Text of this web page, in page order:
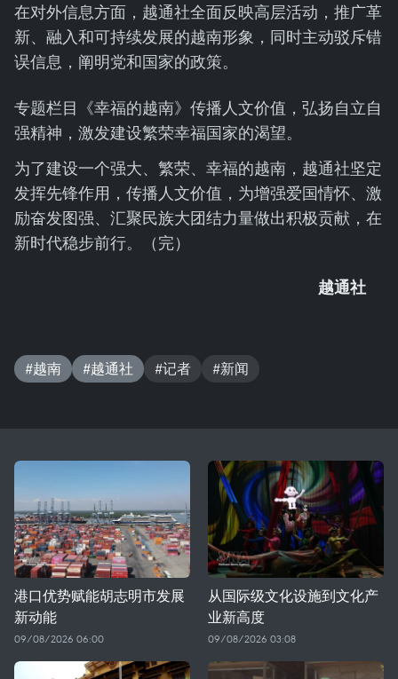
在对外信息方面，越通社全面反映高层活动，推广革
新、融入和可持续发展的越南形象，同时主动驳斥错
误信息，阐明党和国家的政策。
专题栏目《幸福的越南》传播人文价值，弘扬自立自
强精神，激发建设繁荣幸福国家的渴望。
为了建设一个强大、繁荣、幸福的越南，越通社坚定
发挥先锋作用，传播人文价值，为增强爱国情怀、激
励奋发图强、汇聚民族大团结力量做出积极贡献，在
新时代稳步前行。（完）
越通社
#越南 #越通社 #记者 #新闻
港口优势赋能胡志明市发展
新动能
09/08/2026 06:00
从国际级文化设施到文化产
业新高度
09/08/2026 03:08